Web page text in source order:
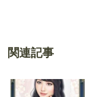
関連記事